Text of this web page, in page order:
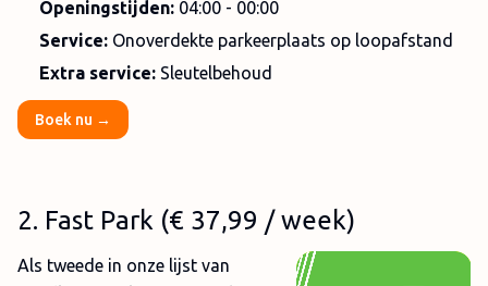
Openingstijden: 04:00 - 00:00
Service: Onoverdekte parkeerplaats op loopafstand
Extra service: Sleutelbehoud
Boek nu →
2. Fast Park (€ 37,99 / week)
Als tweede in onze lijst van